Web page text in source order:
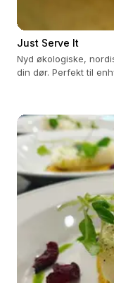
Just Serve It
Nyd økologiske,
din dør. Perfekt til